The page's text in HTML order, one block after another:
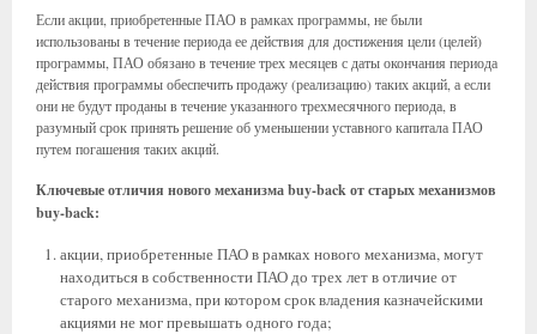
Если акции, приобретенные ПАО в рамках программы, не были
использованы в течение периода ее действия для достижения цели (целей)
программы, ПАО обязано в течение трех месяцев с даты окончания периода
действия программы обеспечить продажу (реализацию) таких акций, а если
они не будут проданы в течение указанного трехмесячного периода, в
разумный срок принять решение об уменьшении уставного капитала ПАО
путем погашения таких акций.
Ключевые отличия нового механизма buy-back от старых механизмов
buy-back:
акции, приобретенные ПАО в рамках нового механизма, могут
находиться в собственности ПАО до трех лет в отличие от
старого механизма, при котором срок владения казначейскими
акциями не мог превышать одного года;